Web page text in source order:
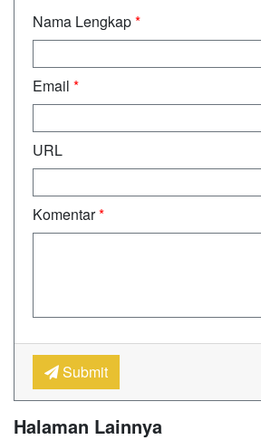
Nama Lengkap*
Email *
URL
Komentar*
Submit
Halaman Lainnya